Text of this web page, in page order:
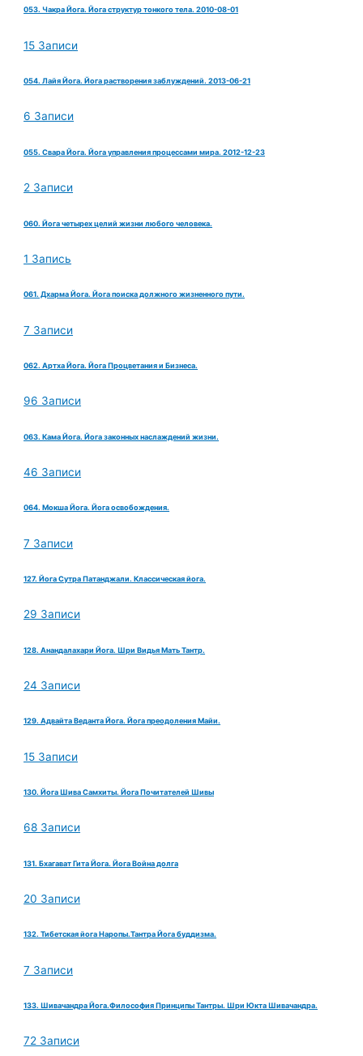
053. Чакра Йога. Йога структур тонкого тела. 2010-08-01
15 Записи
054. Лайя Йога. Йога растворения заблуждений. 2013-06-21
6 Записи
055. Свара Йога. Йога управления процессами мира. 2012-12-23
2 Записи
060. Йога четырех целий жизни любого человека.
1 Запись
061. Дхарма Йога. Йога поиска должного жизненного пути.
7 Записи
062. Артха Йога. Йога Процветания и Бизнеса.
96 Записи
063. Кама Йога. Йога законных наслаждений жизни.
46 Записи
064. Мокша Йога. Йога освобождения.
7 Записи
127. Йога Сутра Патанджали. Классическая йога.
29 Записи
128. Анандалахари Йога. Шри Видья Мать Тантр.
24 Записи
129. Адвайта Веданта Йога. Йога преодоления Майи.
15 Записи
130. Йога Шива Самхиты. Йога Почитателей Шивы
68 Записи
131. Бхагават Гита Йога. Йога Война долга
20 Записи
132. Тибетская йога Наропы.Тантра Йога буддизма.
7 Записи
133. Шивачандра Йога.Философия Принципы Тантры. Шри Юкта Шивачандра.
72 Записи